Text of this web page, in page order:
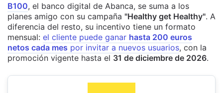
B100, el banco digital de Abanca, se suma a los
planes amigo con su campaña "Healthy get Healthy". A
diferencia del resto, su incentivo tiene un formato
mensual: el cliente puede ganar hasta 200 euros
netos cada mes por invitar a nuevos usuarios, con la
promoción vigente hasta el 31 de diciembre de 2026.